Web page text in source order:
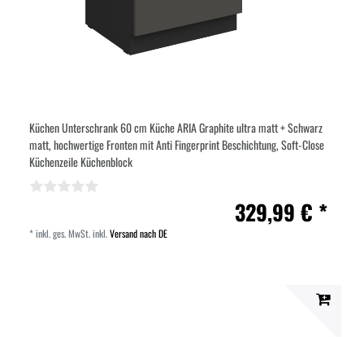
Küchen Unterschrank 60 cm Küche ARIA Graphite ultra matt + Schwarz
matt, hochwertige Fronten mit Anti Fingerprint Beschichtung, Soft-Close
Küchenzeile Küchenblock
329,99 € *
*inkl. ges. MwSt.inkl.Versand nach DE